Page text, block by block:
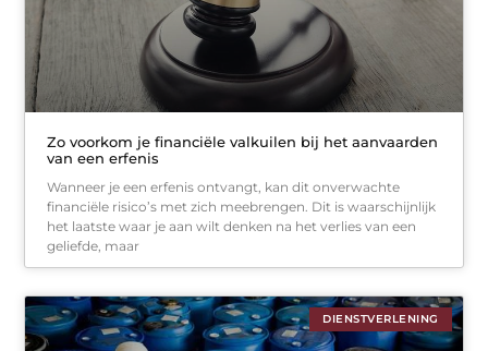
Zo voorkom je financiële valkuilen bij het aanvaarden
van een erfenis
Wanneer je een erfenis ontvangt, kan dit onverwachte
financiële risico’s met zich meebrengen. Dit is waarschijnlijk
het laatste waar je aan wilt denken na het verlies van een
geliefde, maar
DIENSTVERLENING